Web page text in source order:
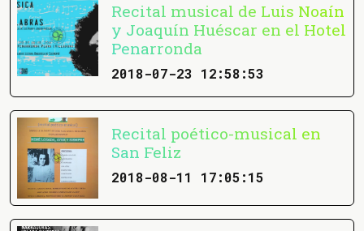
Recital musical de Luis Noaín
y Joaquín Huéscar en el Hotel
Penarronda
2018-07-23 12:58:53
Recital poético-musical en
San Feliz
2018-08-11 17:05:15